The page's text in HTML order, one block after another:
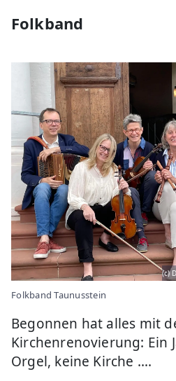
Folkband
(c)
Folkband Taunusstein
Begonnen hat alles mit
Kirchenrenovierung: Ein
Orgel, keine Kirche ….